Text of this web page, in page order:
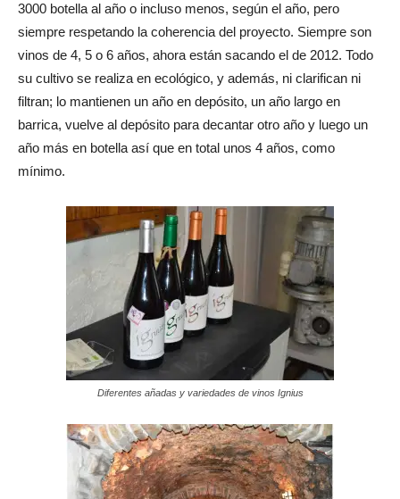
3000 botella al año o incluso menos, según el año, pero
siempre respetando la coherencia del proyecto. Siempre son
vinos de 4, 5 o 6 años, ahora están sacando el de 2012. Todo
su cultivo se realiza en ecológico, y además, ni clarifican ni
filtran; lo mantienen un año en depósito, un año largo en
barrica, vuelve al depósito para decantar otro año y luego un
año más en botella así que en total unos 4 años, como
mínimo.
Diferentes añadas y variedades de vinos Ignius